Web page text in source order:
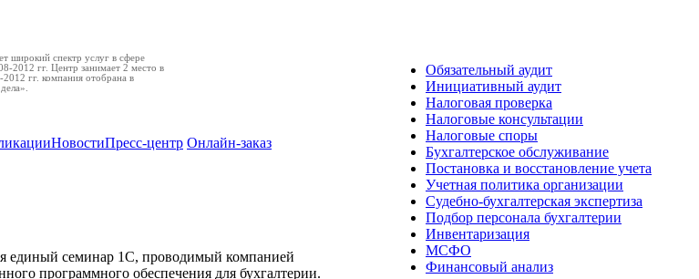
широкий спектр услуг в сфере
2012 гг. Центр занимает 2 место в
гг. компания отобрана в
НовостиПресс-центр Онлайн-заказ
единый семинар 1С, проводимый компанией
программного обеспечения для бухгалтерии.
Обязательный аудит
Инициативный аудит
Налоговая проверка
Налоговые консультации
Налоговые споры
Бухгалтерское обслуживание
Постановка и восстановление учета
Учетная политика организации
Судебно-бухгалтерская экспертиза
Подбор персонала бухгалтерии
Инвентаризация
МСФО
Финансовый анализ